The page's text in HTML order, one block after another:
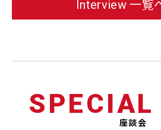
Interview 一覧
座談会